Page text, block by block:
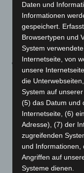
Einrichtung,
Kernzeiten und
gleichwertig)
Auch im
entfällt in allen
(Grundschulen
Unterrichts die
Sitzplatz
Sitzplätze
Corona-
Daten und
Informationen
gespeichert.
Browsertypen und
System
Internetseite, von
unsere
die
System auf
(5) das Datum und
Internetseite, (6)
Adresse), (7) der
zugreifenden
und Informationen,
Angriffen auf
Systeme dienen.